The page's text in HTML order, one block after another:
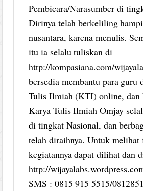
Pembicara/Narasumber di
Dirinya telah berkeliling
nusantara, karena menulis.
itu ia selalu tuliskan di
http://kompasiana.com/
bersedia membantu para guru
Tulis Ilmiah (KTI) online, dan
Karya Tulis Ilmiah Omjay
di tingkat Nasional, dan
telah diraihnya. Untuk melihat
kegiatannya dapat dilihat dan
http://
SMS : 0815 915 5515/